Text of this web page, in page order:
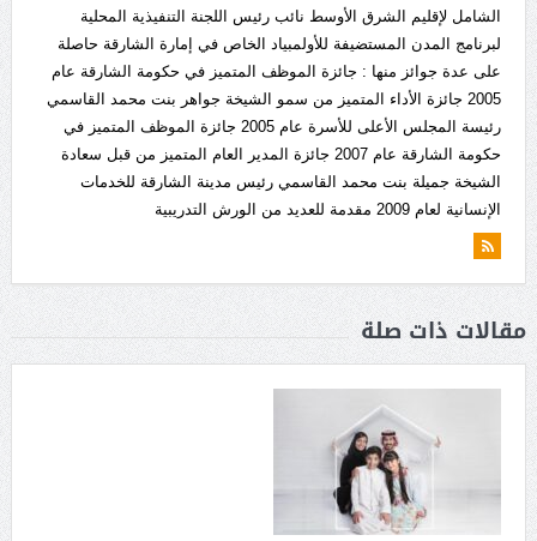
الشامل لإقليم الشرق الأوسط نائب رئيس اللجنة التنفيذية المحلية
لبرنامج المدن المستضيفة للأولمبياد الخاص في إمارة الشارقة حاصلة
على عدة جوائز منها : جائزة الموظف المتميز في حكومة الشارقة عام
2005 جائزة الأداء المتميز من سمو الشيخة جواهر بنت محمد القاسمي
رئيسة المجلس الأعلى للأسرة عام 2005 جائزة الموظف المتميز في
حكومة الشارقة عام 2007 جائزة المدير العام المتميز من قبل سعادة
الشيخة جميلة بنت محمد القاسمي رئيس مدينة الشارقة للخدمات
الإنسانية لعام 2009 مقدمة للعديد من الورش التدريبية
مقالات ذات صلة